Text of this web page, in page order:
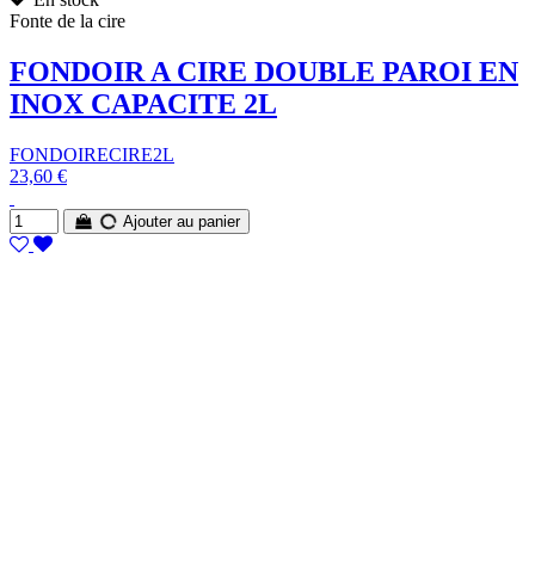
Fonte de la cire
FONDOIR A CIRE DOUBLE PAROI EN
INOX CAPACITE 2L
FONDOIRECIRE2L
23,60 €
Ajouter au panier